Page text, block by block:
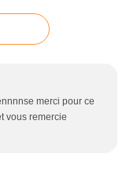
merci pour ce
vous remercie